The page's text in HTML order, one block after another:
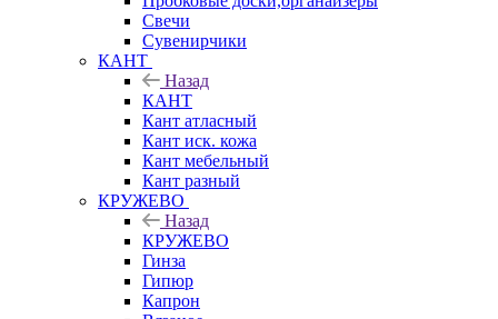
Свечи
Сувенирчики
КАНТ
Назад
КАНТ
Кант атласный
Кант иск. кожа
Кант мебельный
Кант разный
КРУЖЕВО
Назад
КРУЖЕВО
Гинза
Гипюр
Капрон